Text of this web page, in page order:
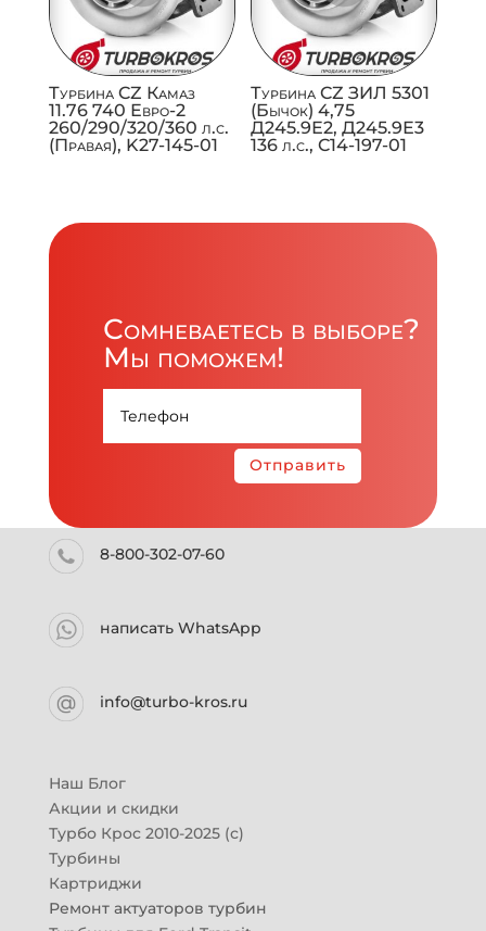
Турбина CZ Камаз
11.76 740 Евро-2
260/290/320/360 л.с.
(Правая), K27-145-01
Турбина CZ ЗИЛ 5301
(Бычок) 4,75
Д245.9Е2, Д245.9Е3
136 л.с., C14-197-01
Сомневаетесь в выборе?
Мы поможем!
Отправить
8-800-302-07-60
написать WhatsApp
info@turbo-kros.ru
Наш Блог
Акции и скидки
Турбо Крос 2010-2025 (с)
Турбины
Картриджи
Ремонт актуаторов турбин